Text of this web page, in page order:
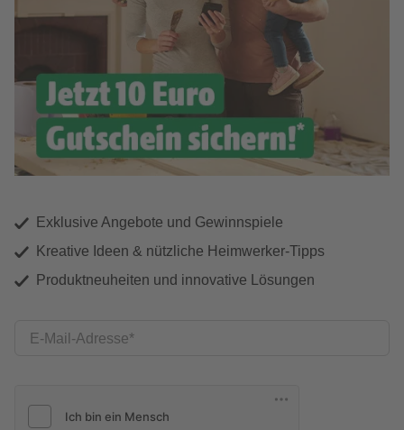
Exklusive Angebote und Gewinnspiele
Kreative Ideen & nützliche Heimwerker-Tipps
Produktneuheiten und innovative Lösungen
E-Mail-Adresse